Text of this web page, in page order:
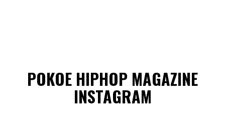
POKOE HIPHOP MAGAZINE
INSTAGRAM